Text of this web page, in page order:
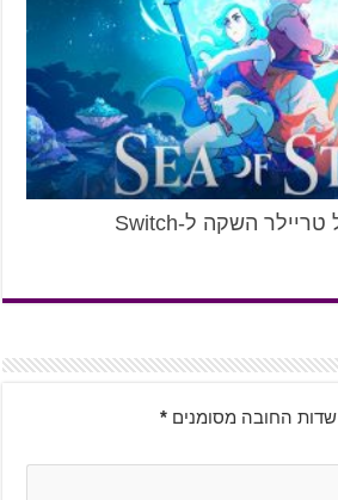
שדות החובה מסומנים *